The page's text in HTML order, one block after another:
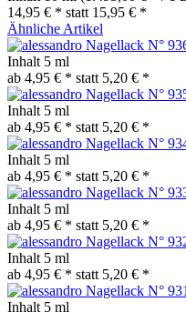
14,95 € * statt 15,95 € *
Ähnliche Artikel
Inhalt 5 ml
ab 4,95 € * statt 5,20 € *
Inhalt 5 ml
ab 4,95 € * statt 5,20 € *
Inhalt 5 ml
ab 4,95 € * statt 5,20 € *
Inhalt 5 ml
ab 4,95 € * statt 5,20 € *
Inhalt 5 ml
ab 4,95 € * statt 5,20 € *
Inhalt 5 ml